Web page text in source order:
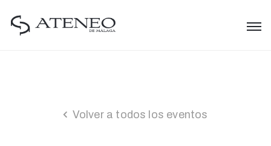
Volver a todos los eventos